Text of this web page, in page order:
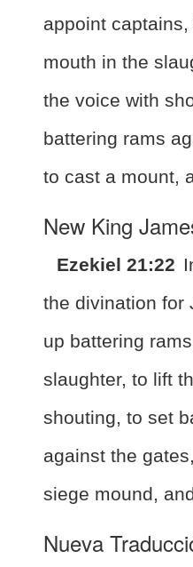
appoint
mouth in the
the voice with
battering rams
to cast a mount,
New King
Ezekiel 21:22
the divination for
up battering
slaughter, to lift
shouting, to set
against the
siege mound,
Nueva